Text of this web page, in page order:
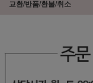
교환/반품/환불/취소